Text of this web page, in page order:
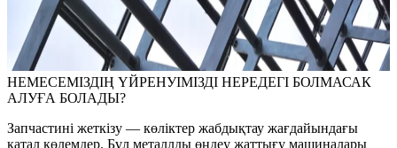
НЕМЕСЕМІЗДІҢ ҮЙРЕНУІМІЗДІ НЕРЕДЕГІ БОЛМАСАК
АЛУҒА БОЛАДЫ?
Запчастині жеткізу — көліктер жабдықтау жағдайындағы
қатал көлемдер. Бұл металлды өңдеу жаттығу машиналары